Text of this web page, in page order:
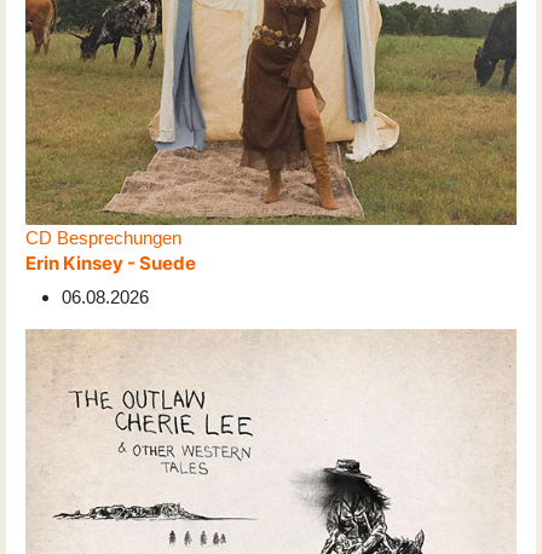
CD Besprechungen
Erin Kinsey - Suede
06.08.2026